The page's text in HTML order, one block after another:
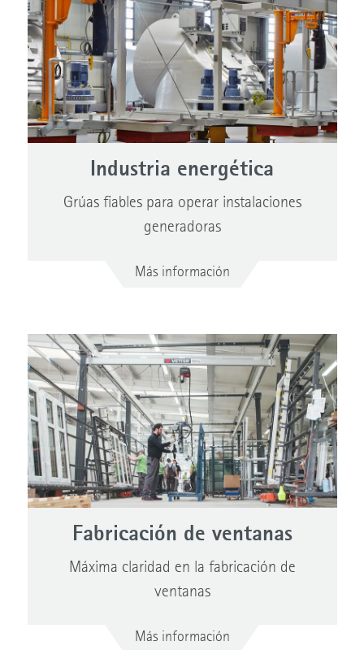
Industria energética
Grúas fiables para operar instalaciones
generadoras
Más información
Fabricación de ventanas
Máxima claridad en la fabricación de
ventanas
Más información